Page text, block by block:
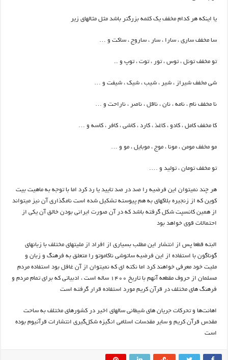
یا اینکه هر کدام مخفف یک کلمه بزرگتر باشد مثل مثالهای زیر
سا مخفف ساری ، سارا ، سار ، ساروج ، ساکت و …
تو مخفف تونل ، توس ، تور ، توت ، توپ و ..
شی مخفف شیراز ، شیر ، شیب ، شیک ، شیفت و …
نا مخفف نام ، نامه ، نان ، ناقل ، ناصر ، ناراحت و …
کا مخفف کامل ، کادو ، کاغذ ، کارد ، کاشی ، کافر ، کاسه و …
مو مخفف مومن ، مونا ، موج ، موبایل ، مو و …
تو مخفف تومان ، تولید و ….
هر چند نمیتوان این فرضیه را صد در صد تایید یا رد کرد اما با توجه به ماهیت بیت
کوین که از زنجیره بلاکهای به هم پیوسته تشکیل شده است نامگذاری آن نیز میتواند
از همین کانسپت شکل گرفته باشد که در آن صورت ایرانی بودن خالق آن یکی از
احتمالات قوی خواهد بود
البته قطعا پس از انتشار این مطلب بسیاری از افراد از ملیتهای مختلف با زبانهای
گوناگون با استفاده از این فرضیه ساتوشی ناکاموتو را متعلق به فرهنگ و زبان و
ملیت خود معرفی خواهند کرد اما نکته ای که نمیتوان از آن غافل بود استفاده مردم
مسلمان از حروف مقطعه آنهم با تاریخ ۱۴۰۰ ساله است ، ادبیاتی که برای تمام مردم و
فرهنگ های مختلف در قرآن کریم مورد استفاده قرار گرفته است
اهانت‌ها و تحرکات‌ جریان های شیطانی سالهای اخیر در کشورهای مختلف به ساحت
مقدس قرآن کریم و سایر مقدسات اسلامی انگیزه شکل‌گیری انتشارات قرآنیوم بوده
است